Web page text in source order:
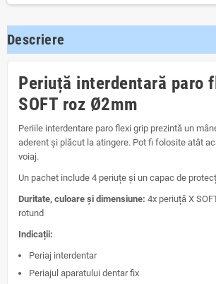
Descriere
Periuță interdentară paro
SOFT roz Ø2mm
Periile interdentare paro flexi grip prezintă un
aderent și plăcut la atingere. Pot fi folosite atât
voiaj.
Un pachet include 4 periuțe și un capac de
Duritate, culoare și dimensiune: 4x periuță X
rotund
Indicații:
Periaj interdentar
Periajul aparatului dentar fix